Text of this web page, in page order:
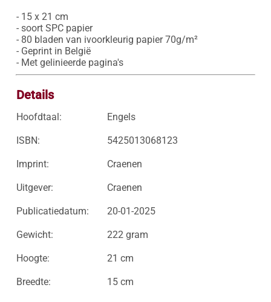
- 15 x 21 cm
- soort SPC papier
- 80 bladen van ivoorkleurig papier 70g/m²
- Geprint in België
- Met gelinieerde pagina's
Details
Hoofdtaal: Engels
ISBN: 5425013068123
Imprint: Craenen
Uitgever: Craenen
Publicatiedatum: 20-01-2025
Gewicht: 222 gram
Hoogte: 21 cm
Breedte: 15 cm